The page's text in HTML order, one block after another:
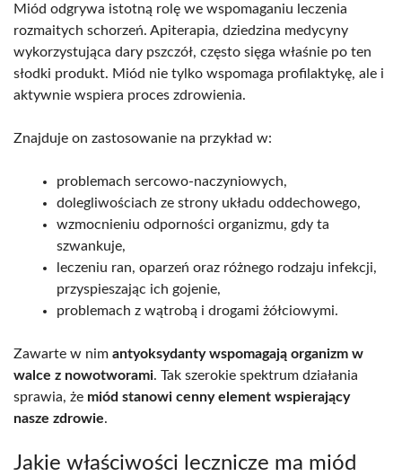
Miód odgrywa istotną rolę we wspomaganiu leczenia
rozmaitych schorzeń. Apiterapia, dziedzina medycyny
wykorzystująca dary pszczół, często sięga właśnie po ten
słodki produkt. Miód nie tylko wspomaga profilaktykę, ale i
aktywnie wspiera proces zdrowienia.
Znajduje on zastosowanie na przykład w:
problemach sercowo-naczyniowych,
dolegliwościach ze strony układu oddechowego,
wzmocnieniu odporności organizmu, gdy ta
szwankuje,
leczeniu ran, oparzeń oraz różnego rodzaju infekcji,
przyspieszając ich gojenie,
problemach z wątrobą i drogami żółciowymi.
Zawarte w nim antyoksydanty wspomagają organizm w
walce z nowotworami. Tak szerokie spektrum działania
sprawia, że miód stanowi cenny element wspierający
nasze zdrowie.
Jakie właściwości lecznicze ma miód